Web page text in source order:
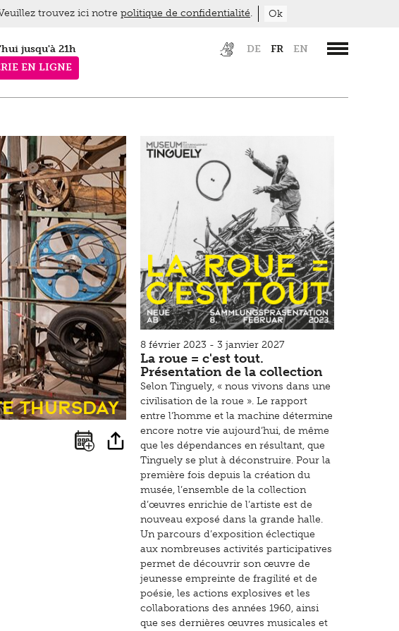
DE FR EN
jusqu'à 21h
EN LIGNE
Thursday
8 février 2023 - 3 janvier 2027
La roue = c'est tout.
Présentation de la collection
Selon Tinguely, « nous vivons dans une
civilisation de la roue ». Le rapport
entre l’homme et la machine détermine
encore notre vie aujourd’hui, de même
que les dépendances en résultant, que
Tinguely se plut à déconstruire. Pour la
première fois depuis la création du
musée, l’ensemble de la collection
d’œuvres enrichie de l’artiste est de
nouveau exposé dans la grande halle.
Un parcours d’exposition éclectique
aux nombreuses activités participatives
permet de découvrir son œuvre de
jeunesse empreinte de fragilité et de
poésie, les actions explosives et les
collaborations des années 1960, ainsi
que ses dernières œuvres musicales et
trouvez ici notre politique de confidentialité. Ok